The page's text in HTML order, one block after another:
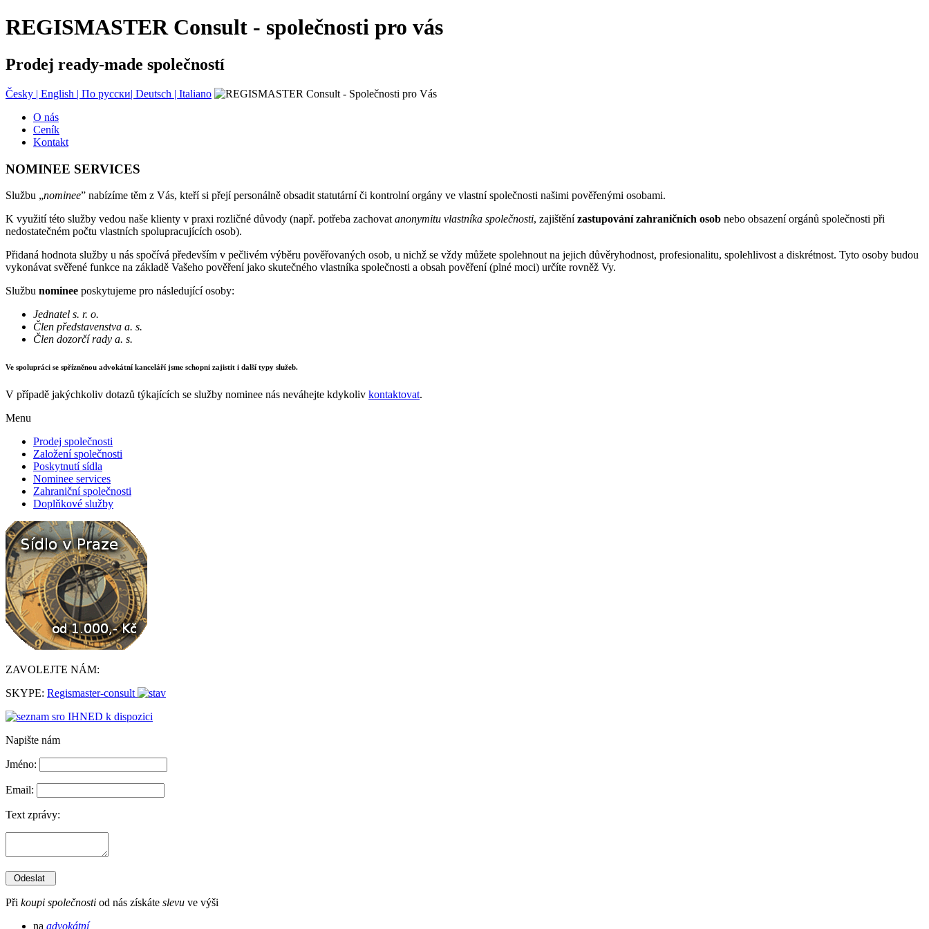
REGISMASTER Consult - společnosti pro vás
Prodej ready-made společností
Česky | English | По русски| Deutsch | Italiano
O nás
Ceník
Kontakt
NOMINEE SERVICES
Službu „nominee” nabízíme těm z Vás, kteří si přejí personálně obsadit statutární či kontrolní orgány ve vlastní společnosti našimi pověřenými osobami.
K využití této služby vedou naše klienty v praxi rozličné důvody (např. potřeba zachovat anonymitu vlastníka společnosti, zajištěnízastupování zahraničních osob nebo obsazení orgánů společnosti při
nedostatečném počtu vlastních spolupracujících osob).
Přidaná hodnota služby u nás spočívá především v pečlivém výběru pověřovaných osob, u nichž se vždy můžete spolehnout na jejich důvěryhodnost, profesionalitu, spolehlivost a diskrétnost. Tyto osoby budou
vykonávat svěřené funkce na základě Vašeho pověření jako skutečného vlastníka společnosti a obsah pověření (plné moci) určíte rovněž Vy.
Službu nominee poskytujeme pro následující osoby:
Jednatel s. r. o.
Člen představenstva a. s.
Člen dozorčí rady a. s.
Ve spolupráci se spřízněnou advokátní kanceláří jsme schopni zajistit i další typy služeb.
V případě jakýchkoliv dotazů týkajících se služby nominee nás neváhejte kdykoliv kontaktovat.
Menu
Prodej společnosti
Založení společnosti
Poskytnutí sídla
Nominee services
Zahraniční společnosti
Doplňkové služby
ZAVOLEJTE NÁM:
SKYPE: Regismaster-consult
Napište nám
Jméno:
Email:
Text zprávy:
Při koupi společnosti od nás získáte slevu ve výši
na advokátní